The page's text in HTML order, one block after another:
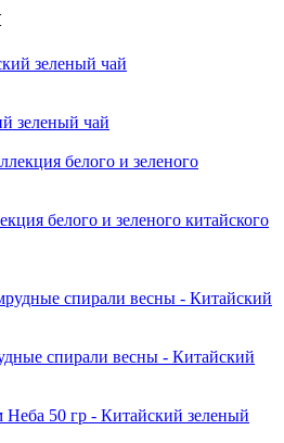
зеленый чай
белого и зеленого китайского
спирали весны - Китайский